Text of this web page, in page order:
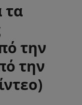
τα
την
την